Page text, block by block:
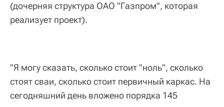
(дочерняя структура ОАО "Газпром", которая
реализует проект).
"Я могу сказать, сколько стоит "ноль", сколько
стоят сваи, сколько стоит первичный каркас. На
сегодняшний день вложено порядка 145